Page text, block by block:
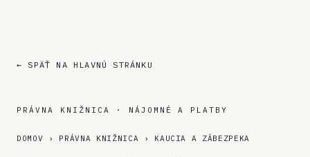
← SPÄŤ NA HLAVNÚ STRÁNKU
PRÁVNA KNIŽNICA · NÁJOMNÉ A PLATBY
DOMOV › PRÁVNA KNIŽNICA › KAUCIA A ZÁBEZPEKA